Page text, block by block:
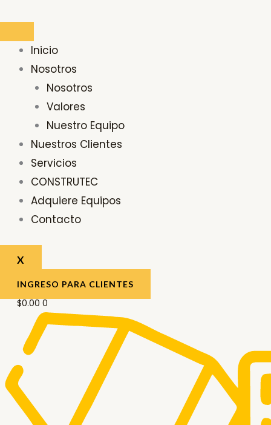
contenido
Inicio
Nosotros
Nosotros
Valores
Nuestro Equipo
Nuestros Clientes
Servicios
CONSTRUTEC
Adquiere Equipos
Contacto
X
INGRESO PARA CLIENTES
$0.00 0